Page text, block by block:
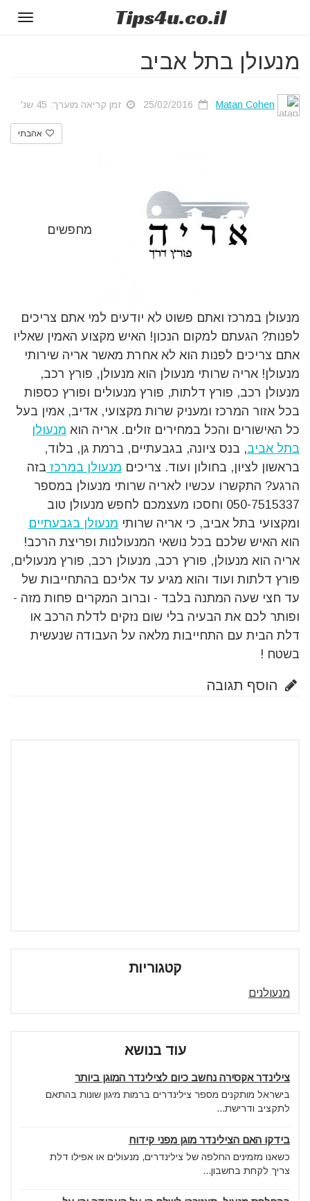
Tips4u.co.il
מנעולן בתל אביב
Matan Cohen זמן קריאה מוערך: 45 שנ'
אהבתי
מחפשים
מנעולן במרכז ואתם פשוט לא יודעים למי אתם צריכים
לפנות? הגעתם למקום הנכון! האיש מקצוע האמין שאליו
אתם צריכים לפנות הוא לא אחרת מאשר אריה שירותי
מנעולן! אריה שרותי מנעולן הוא מנעולן, פורץ רכב,
מנעולן רכב, פורץ דלתות, פורץ מנעולים ופורץ כספות
בכל אזור המרכז ומעניק שרות מקצועי, אדיב, אמין בעל
כל האישורים והכל במחירים זולים. אריה הוא מנעולן
בתל אביב, בנס ציונה, בגבעתיים, ברמת גן, בלוד,
בראשון לציון, בחולון ועוד. צריכים מנעולן במרכז בזה
הרגע? התקשרו עכשיו לאריה שרותי מנעולן במספר
050-7515337 וחסכו מעצמכם לחפש מנעולן טוב
ומקצועי בתל אביב, כי אריה שרותי מנעולן בגבעתיים
הוא האיש שלכם בכל נושאי המנעולנות ופריצת הרכב!
אריה הוא מנעולן, פורץ רכב, מנעולן רכב, פורץ מנעולים,
פורץ דלתות ועוד והוא מגיע עד אליכם בהתחייבות של
עד חצי שעה המתנה בלבד - וברוב המקרים פחות מזה -
ופותר לכם את הבעיה בלי שום נזקים לדלת הרכב או
דלת הבית עם התחייבות מלאה על העבודה שנעשית
בשטח !
הוסף תגובה
קטגוריות
מנעולנים
עוד בנושא
צילינדר אקסירה נחשב כיום לצילינדר המוגן ביותר
בישראל מותקנים מספר צילינדרים ברמות מיגון שונות בהתאם
לתקציב ודרישת...
בידקו האם הצילינדר מוגן מפני קידוח
כשאנו מזמינים החלפה של צילינדרים, מנעולים או אפילו דלת
צריך לקחת בחשבון...